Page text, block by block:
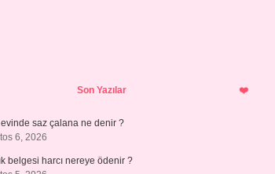
Son Yazılar
saz çalana ne denir ?
6, 2026
belgesi harcı nereye ödenir ?